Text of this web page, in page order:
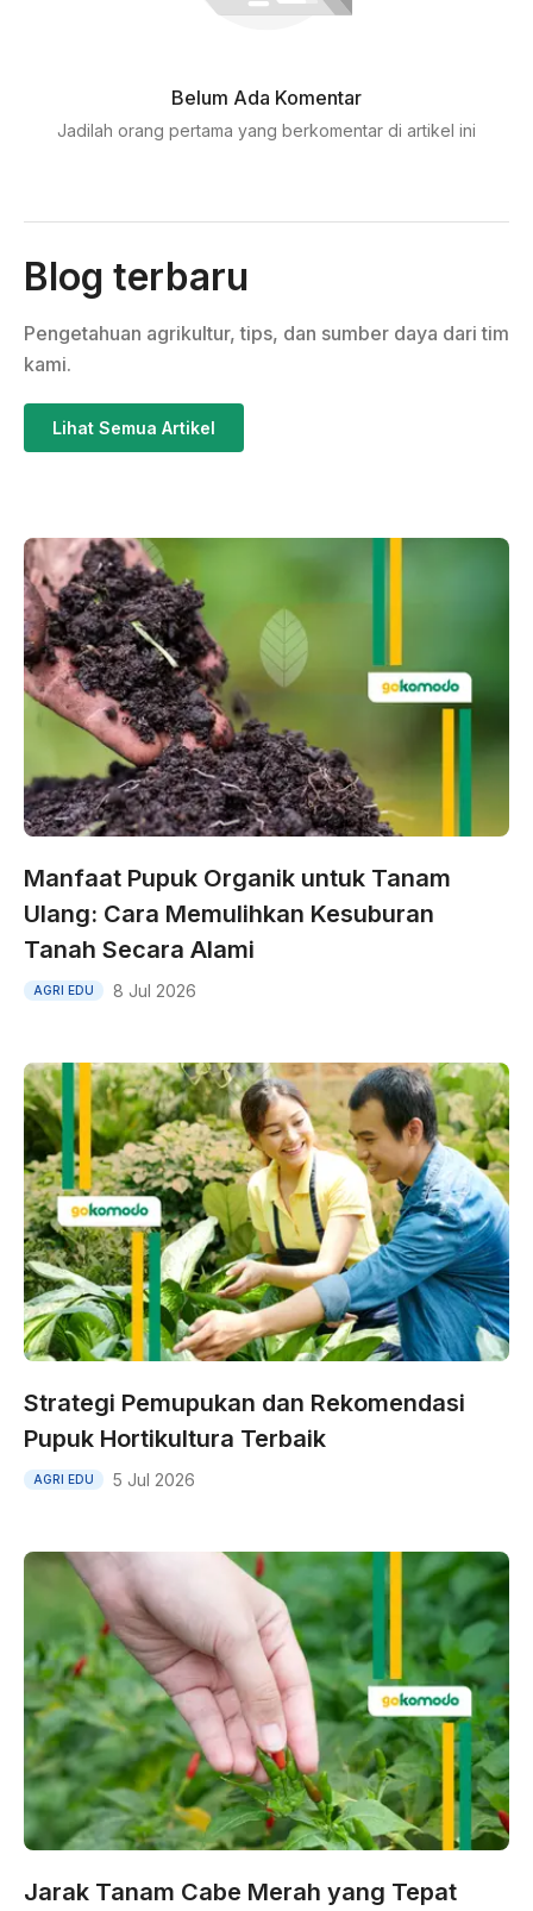
Belum Ada Komentar
Jadilah orang pertama yang berkomentar di artikel ini
Blog terbaru
Pengetahuan agrikultur, tips, dan sumber daya dari tim
kami.
Lihat Semua Artikel
Manfaat Pupuk Organik untuk Tanam
Ulang: Cara Memulihkan Kesuburan
Tanah Secara Alami
AGRI EDU 8 Jul 2026
Strategi Pemupukan dan Rekomendasi
Pupuk Hortikultura Terbaik
AGRI EDU 5 Jul 2026
Jarak Tanam Cabe Merah yang Tepat